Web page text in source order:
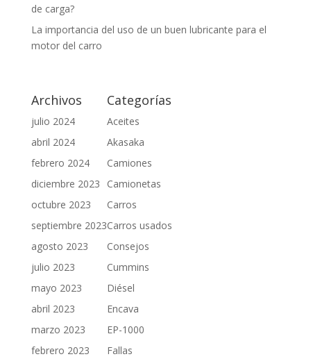
de carga?
La importancia del uso de un buen lubricante para el
motor del carro
Archivos
julio 2024
abril 2024
febrero 2024
diciembre 2023
octubre 2023
septiembre 2023
agosto 2023
julio 2023
mayo 2023
abril 2023
marzo 2023
febrero 2023
Categorías
Aceites
Akasaka
Camiones
Camionetas
Carros
Carros usados
Consejos
Cummins
Diésel
Encava
EP-1000
Fallas